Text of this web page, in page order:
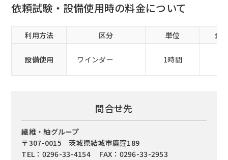
依頼試験・設備使用時の料金について
利用方法 区分 単位 金
設備使用 ワインダー 1時間
問合せ先
繊維・紬グループ
〒307-0015 茨城県結城市鹿窪189
TEL：0296-33-4154 FAX：0296-33-2953